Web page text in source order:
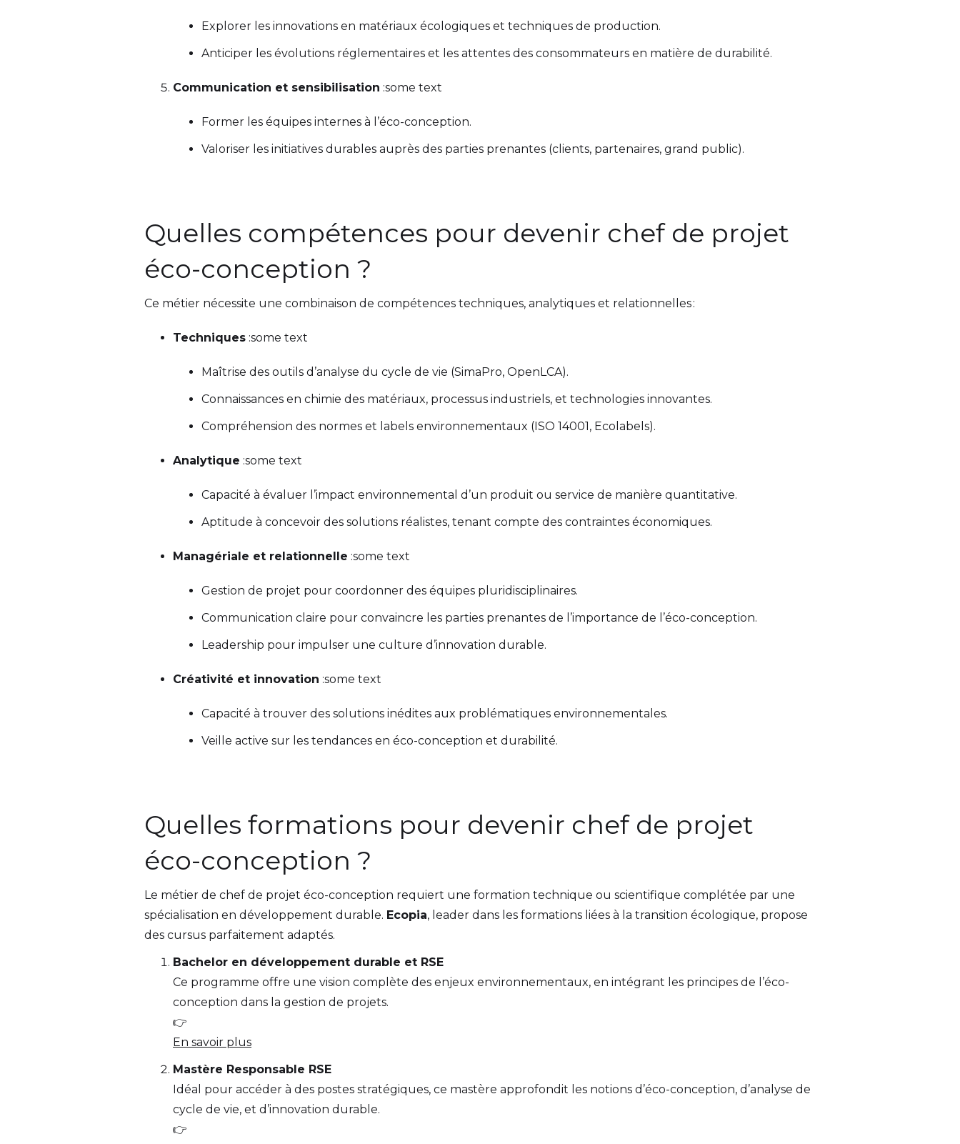
Explorer les innovations en matériaux écologiques et techniques de production.
Anticiper les évolutions réglementaires et les attentes des consommateurs en matière de durabilité.
Communication et sensibilisation :some text
Former les équipes internes à l’éco-conception.
Valoriser les initiatives durables auprès des parties prenantes (clients, partenaires, grand public).
Quelles compétences pour devenir chef de projet
éco-conception ?
Ce métier nécessite une combinaison de compétences techniques, analytiques et relationnelles :
Techniques :some text
Maîtrise des outils d’analyse du cycle de vie (SimaPro, OpenLCA).
Connaissances en chimie des matériaux, processus industriels, et technologies innovantes.
Compréhension des normes et labels environnementaux (ISO 14001, Ecolabels).
Analytique :some text
Capacité à évaluer l’impact environnemental d’un produit ou service de manière quantitative.
Aptitude à concevoir des solutions réalistes, tenant compte des contraintes économiques.
Managériale et relationnelle :some text
Gestion de projet pour coordonner des équipes pluridisciplinaires.
Communication claire pour convaincre les parties prenantes de l’importance de l’éco-conception.
Leadership pour impulser une culture d’innovation durable.
Créativité et innovation :some text
Capacité à trouver des solutions inédites aux problématiques environnementales.
Veille active sur les tendances en éco-conception et durabilité.
Quelles formations pour devenir chef de projet
éco-conception ?
Le métier de chef de projet éco-conception requiert une formation technique ou scientifique complétée par une
spécialisation en développement durable. Ecopia, leader dans les formations liées à la transition écologique, propose
des cursus parfaitement adaptés.
Bachelor en développement durable et RSE
Ce programme offre une vision complète des enjeux environnementaux, en intégrant les principes de l’éco-
conception dans la gestion de projets.
👉
En savoir plus
Mastère Responsable RSE
Idéal pour accéder à des postes stratégiques, ce mastère approfondit les notions d’éco-conception, d’analyse de
cycle de vie, et d’innovation durable.
👉